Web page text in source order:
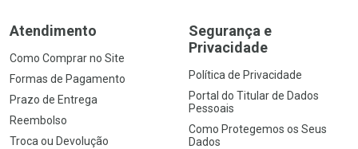
Atendimento
Como Comprar no Site
Formas de Pagamento
Prazo de Entrega
Reembolso
Troca ou Devolução
Segurança e
Privacidade
Política de Privacidade
Portal do Titular de Dados
Pessoais
Como Protegemos os Seus
Dados